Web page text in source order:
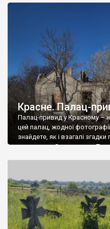
Красне. Палац-
Палац-привид у Красному –
цей палац, жодної
знайдете, як і взагалі
мешканець Самгородка.